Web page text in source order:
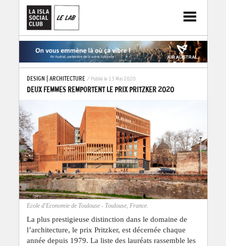
DESIGN ARCHITECTURE / Publié le 13 Mai 2020
DEUX FEMMES REMPORTENT LE PRIX PRITZKER 2020
Ecole d'Economie de Toulouse - Toulouse, France.
La plus prestigieuse distinction dans le domaine de
l’architecture, le prix Pritzker, est décernée chaque
année depuis 1979. La liste des lauréats rassemble les